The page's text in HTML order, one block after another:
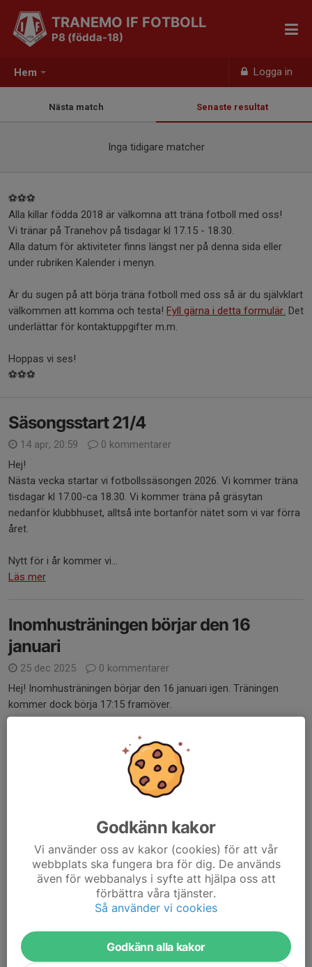
Hem Logga in
TRANEMO IF FOTBOLL
P8 (födda-18)
Nästa match Senaste resultat
Inga tidigare matcher
⚽⚽⚽
Alla killar födda 2018 är välkomna att träna fotboll med oss!
Vi tränar på Tranehov på tisdagar kl 17.15 - 18.30.
Alla datum för aktiviteter finns längst ner på denna sida eller
under rubriken Kalender i menyn.
Är du sugen på att börja träna fotboll med oss så är du självklart
välkommen att komma och testa! Fyll gärna i detta formulär. Det
underlättar för kontaktuppgifter m.m.
Hoppas vi ses!
⚽⚽⚽
Säsongsstart 21/4
14 apr, 20:59
0 kommentarer
Hej!
Nästa vecka startar vi fotbollssäsongen 2026. Vi kommer träna
tisdagar kl 17.00-ca 18.30. Vi kommer träna på gräsytan
nedanför klubbhuset, alltså inte bortanför nätet som vi var förra
året.
Nytt för i år kommer vi...
Läs mer
Inomhusträningen börjar den 16
januari
25 dec 2025
0 kommentarer
Hej! Inomhusträningen börjar den 16 januari igen. Träningen
kommer dock börja 17:15 framöver.
Inomhusträningar startar 24/10 kl
17.00
0 kommentarer
Fredag nästa vecka, 24/10 börjar vi träna inomhus i Limmareds
Idrottshall. Tiden är 17.00-18.00.
Utrustning som behövs är inomhuskläder, inomhusskor och
benskydd.
Godkänn kakor
Vi använder oss av kakor (cookies) för att vår
webbplats ska fungera bra för dig. De används
även för webbanalys i syfte att hjälpa oss att
förbättra våra tjänster.
Så använder vi cookies
Godkänn alla kakor